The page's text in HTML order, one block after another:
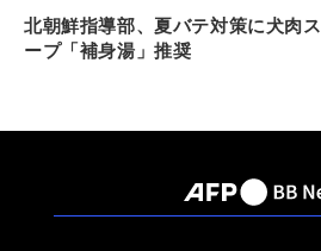
北朝鮮指導部、夏バテ対策に犬肉ス
ープ「補身湯」推奨